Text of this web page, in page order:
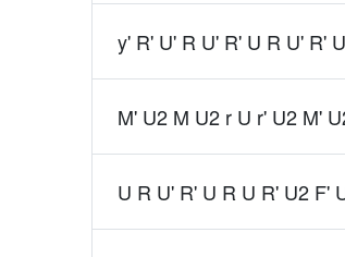
y' R' U' R U' R' U R U' R'
M' U2 M U2 r U r' U2 M'
U R U' R' U R U R' U2 F'